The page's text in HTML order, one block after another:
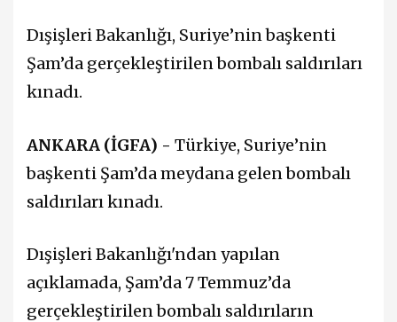
Dışişleri Bakanlığı, Suriye’nin başkenti
Şam’da gerçekleştirilen bombalı saldırıları
kınadı.
ANKARA (İGFA) - Türkiye, Suriye’nin
başkenti Şam’da meydana gelen bombalı
saldırıları kınadı.
Dışişleri Bakanlığı'ndan yapılan
açıklamada, Şam’da 7 Temmuz’da
gerçekleştirilen bombalı saldırıların